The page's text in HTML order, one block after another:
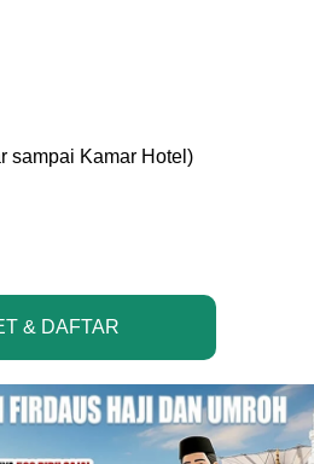
sampai Kamar Hotel)
& DAFTAR